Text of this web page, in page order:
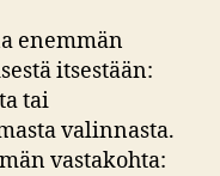
enemmän
itsestään:
tai
valinnasta.
vastakohta: